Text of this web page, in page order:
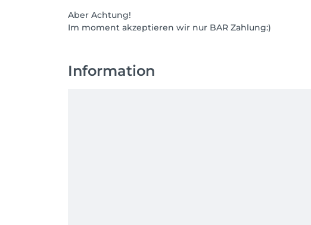
Aber Achtung!
Information